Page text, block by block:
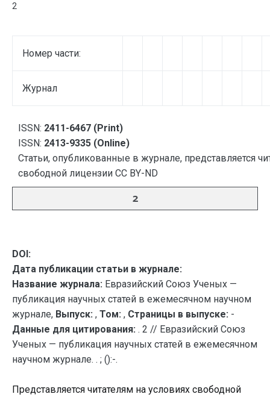
2
Номер части:
Журнал
ISSN: 2411-6467 (Print)
ISSN: 2413-9335 (Online)
Статьи, опубликованные в журнале, представляется
свободной лицензии CC BY-ND
2
DOI:
Дата публикации статьи в журнале:
Название журнала: Евразийский Союз Ученых —
публикация научных статей в ежемесячном научном
журнале, Выпуск: , Том: , Страницы в выпуске: -
Данные для цитирования: . 2 // Евразийский Союз
Ученых — публикация научных статей в ежемесячном
научном журнале. . ; ():-.
Представляется читателям на условиях свободной